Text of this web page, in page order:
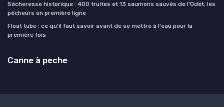
Sécheresse historique : 400 truites et 13 saumons sauvés de l'Odet, les
pêcheurs en première ligne
Float tube : ce qu'il faut savoir avant de se mettre à l'eau pour la
première fois
Canne à peche